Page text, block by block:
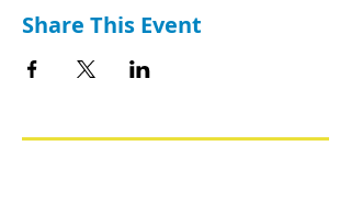
Share This Event